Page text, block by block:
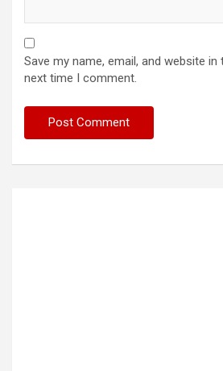
Save my name, email, and website
next time I comment.